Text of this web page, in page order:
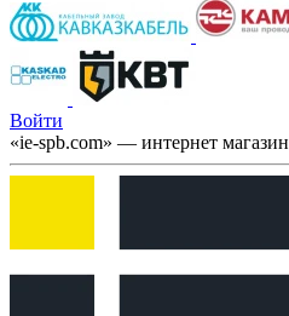
Войти
«ie-spb.com» — интернет магазин